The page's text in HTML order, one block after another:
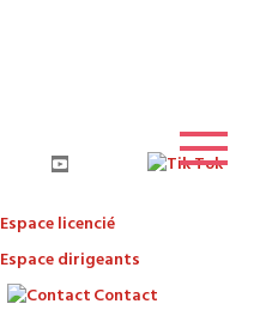
Espace licencié
Espace dirigeants
Contact